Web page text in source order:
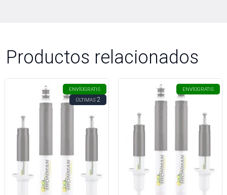
Productos relacionados
ENVÍOGRATIS
ÚLTIMAS2
ENVÍOGRATIS